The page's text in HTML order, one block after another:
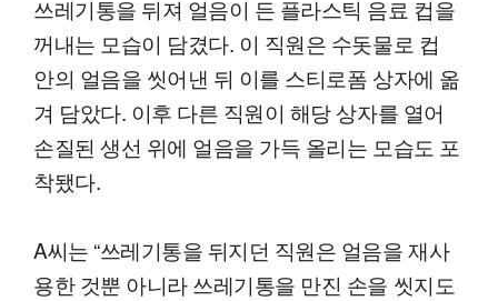
쓰레기통을 뒤져 얼음이 든 플라스틱 음료 컵을
꺼내는 모습이 담겼다. 이 직원은 수돗물로 컵
안의 얼음을 씻어낸 뒤 이를 스티로폼 상자에 옮
겨 담았다. 이후 다른 직원이 해당 상자를 열어
손질된 생선 위에 얼음을 가득 올리는 모습도 포
착됐다.
A씨는 “쓰레기통을 뒤지던 직원은 얼음을 재사
용한 것뿐 아니라 쓰레기통을 만진 손을 씻지도